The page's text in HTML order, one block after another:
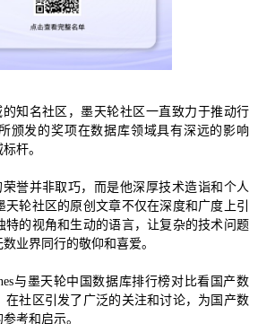
知名社区，墨天轮社区一直致力于推动行
颁发的奖项在数据库领域具有深远的影响
杆。
誉并非取巧，而是他深厚技术造诣和个人
轮社区的原创文章不仅在深度和广度上引
特的视角和生动的语言，让复杂的技术问题
业界同行的敬仰和喜爱。
与墨天轮中国数据库排行榜对比看国产数
在社区引发了广泛的关注和讨论，为国产数
考和启示。